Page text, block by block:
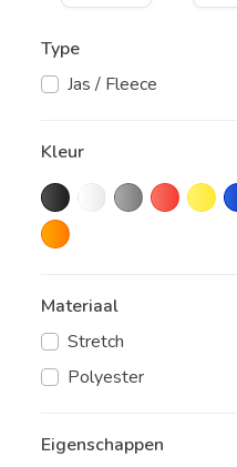
Type
Jas / Fleece
Kleur
Materiaal
Stretch
Polyester
Eigenschappen